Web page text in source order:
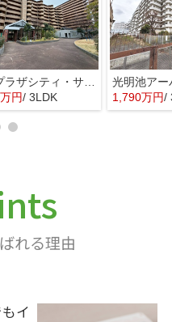
朝日プラザシティ・サザンパーク３番街E棟
円/ 3LDK
光明池アー
1,790万円/
れる理由
イ